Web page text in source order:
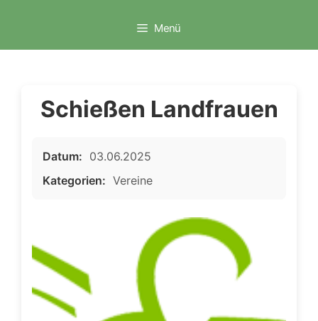
Menü
Schießen Landfrauen
Datum: 03.06.2025
Kategorien: Vereine